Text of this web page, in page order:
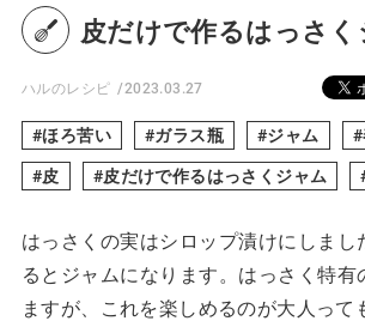
皮だけで作るはっさく
ハルのレシピ 2023.03.27
ほろ苦い ガラス瓶 ジャム
皮
皮だけで作るはっさくジャム
はっさくの実はシロップ漬けにしまし
るとジャムになります。はっさく特有
ますが、これを楽しめるのが大人って